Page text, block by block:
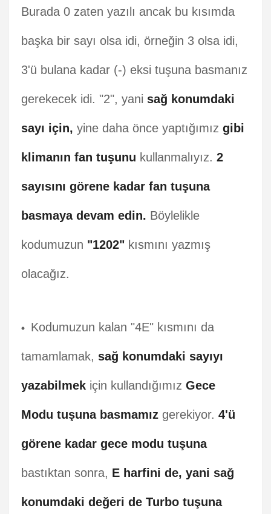
Burada 0 zaten yazılı ancak bu kısımda
başka bir sayı olsa idi, örneğin 3 olsa idi,
3'ü bulana kadar (-) eksi tuşuna basmanız
gerekecek idi. "2", yani sağ konumdaki
sayı için, yine daha önce yaptığımız gibi
klimanın fan tuşunu kullanmalıyız. 2
sayısını görene kadar fan tuşuna
basmaya devam edin. Böylelikle
kodumuzun "1202" kısmını yazmış
olacağız.
Kodumuzun kalan "4E" kısmını da
tamamlamak, sağ konumdaki sayıyı
yazabilmek için kullandığımız Gece
Modu tuşuna basmamız gerekiyor. 4'ü
görene kadar gece modu tuşuna
bastıktan sonra, E harfini de, yani sağ
konumdaki değeri de Turbo tuşuna